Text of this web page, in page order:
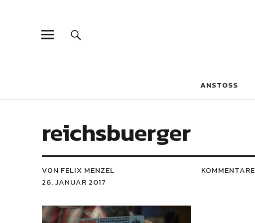
Blaue Narzisse
ANSTOSS
reichsbuerger
VON FELIX MENZEL
26. JANUAR 2017
KOMMENTARE